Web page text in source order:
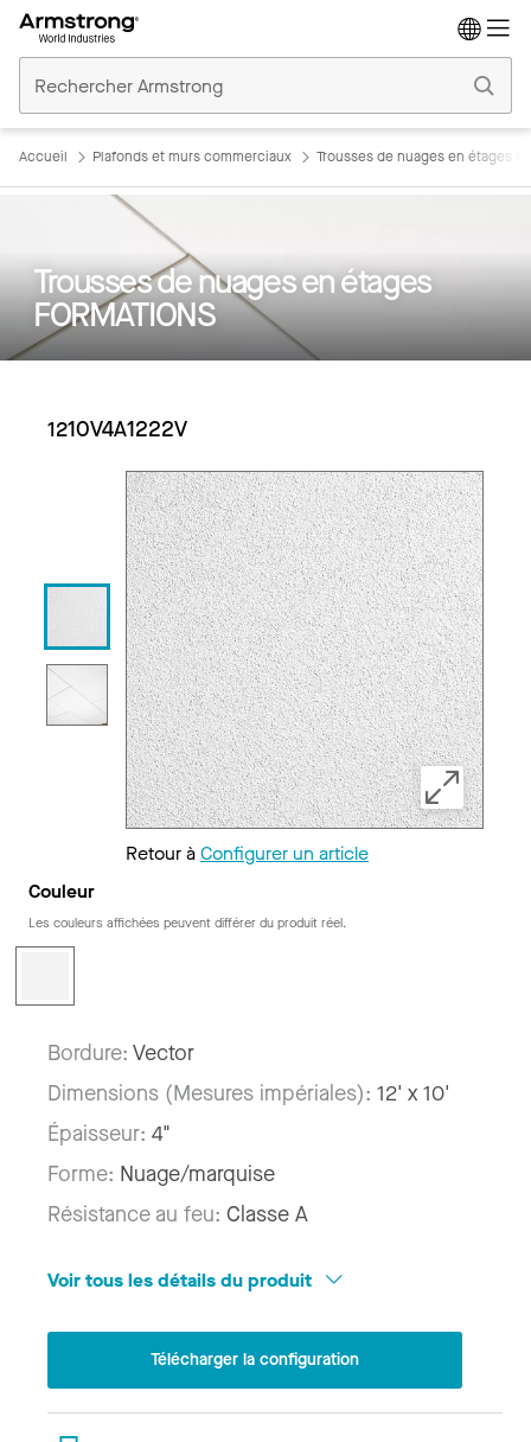
Plafonds
Commerciaux
Accueil Plafonds et murs commerciaux Trousses de nuages en étages
Trousses de nuages en étages
FORMATIONS
1210V4A1222V
Retour àConfigurer un article
Couleur
Les couleurs affichées peuvent différer du produit réel.
Bordure: Vector
Dimensions (Mesures impériales): 12' x 10'
Épaisseur: 4"
Forme: Nuage/marquise
Résistance au feu: Classe A
Voir tous les détails du produit
Télécharger la configuration